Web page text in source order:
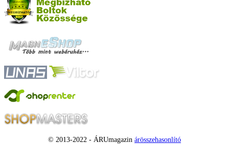
© 2013-2022 - ÁRUmagazin árösszehasonlító